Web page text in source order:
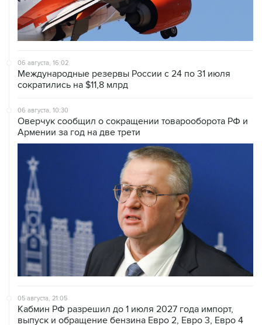
06 августа, 16:02
Международные резервы России с 24 по 31 июля
сократились на $11,8 млрд
06 августа, 10:30
Оверчук сообщил о сокращении товарооборота РФ и
Армении за год на две трети
05 августа, 21:05
Кабмин РФ разрешил до 1 июля 2027 года импорт,
выпуск и обращение бензина Евро 2, Евро 3, Евро 4